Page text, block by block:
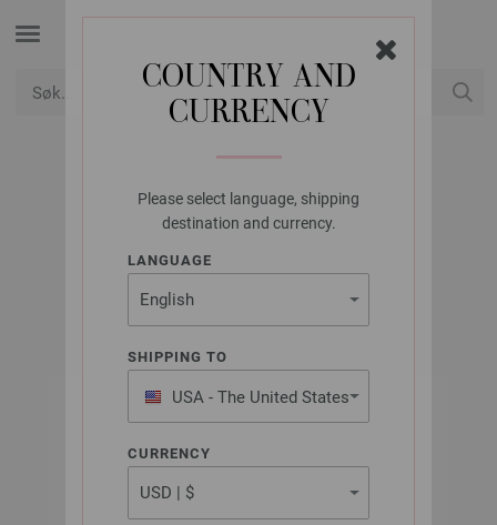
COUNTRY AND
CURRENCY
Please select language, shipping
destination and currency.
LANGUAGE
SHIPPING TO
USA - The United States
of America
CURRENCY
LANA GROSSA
FILO LUREX